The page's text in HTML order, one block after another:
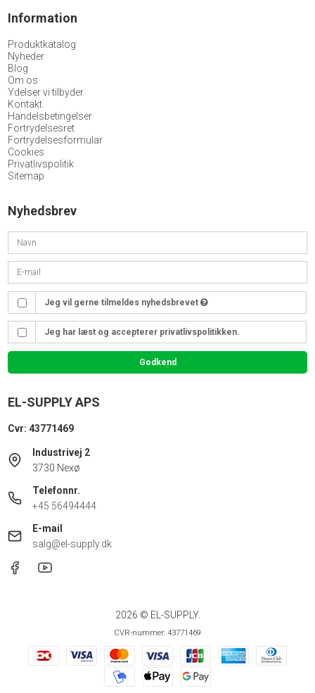
Information
Produktkatalog
Nyheder
Blog
Om os
Ydelser vi tilbyder
Kontakt
Handelsbetingelser
Fortrydelsesret
Fortrydelsesformular
Cookies
Privatlivspolitik
Sitemap
Nyhedsbrev
Jeg vil gerne tilmeldes nyhedsbrevet
Jeg har læst og accepterer privatlivspolitikken.
Godkend
EL-SUPPLY APS
Cvr: 43771469
Industrivej 2
3730 Nexø
Telefonnr.
+45 56494444
E-mail
salg@el-supply.dk
2026 © EL-SUPPLY.
CVR-nummer: 43771469